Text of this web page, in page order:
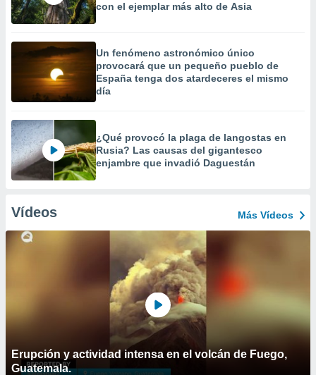
con el ejemplar más alto de Asia
Un fenómeno astronómico único
provocará que un pequeño pueblo de
España tenga dos atardeceres el mismo
día
¿Qué provocó la plaga de langostas en
Rusia? Las causas del gigantesco
enjambre que invadió Daguestán
Vídeos Más Vídeos
Erupción y actividad intensa en el volcán de Fuego,
Guatemala.